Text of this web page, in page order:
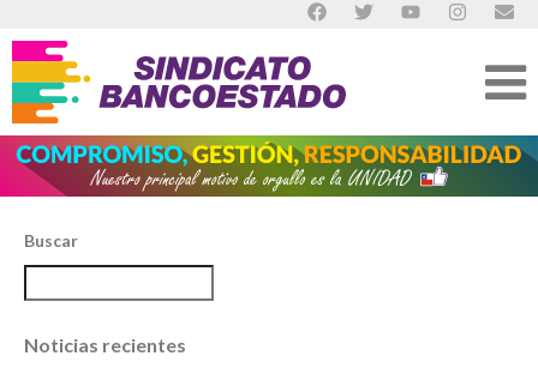
Buscar
Noticias recientes